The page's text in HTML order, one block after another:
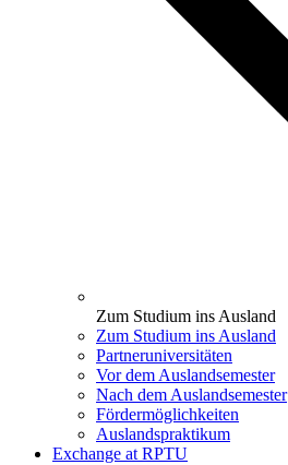
Zum Studium ins Ausland
Zum Studium ins Ausland
Partneruniversitäten
Vor dem Auslandsemester
Nach dem Auslandsemester
Fördermöglichkeiten
Auslandspraktikum
Exchange at RPTU